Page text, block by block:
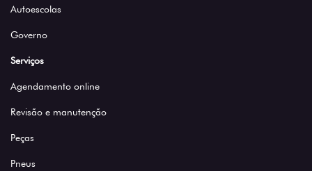
Autoescolas
Governo
Serviços
Agendamento online
Revisão e manutenção
Peças
Pneus